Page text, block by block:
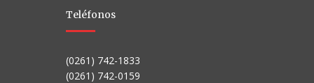
Teléfonos
(0261) 742-1833
(0261) 742-0159